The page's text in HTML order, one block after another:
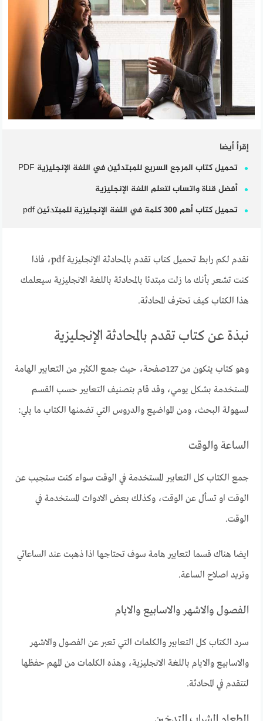
إقرأ أيضا
تحميل كتاب المرجع السريع للمبتدئين في اللغة الإنجليزية PDF
أفضل قناة واتساب لتعلم اللغة الإنجليزية
تحميل كتاب أهم 300 كلمة في اللغة الإنجليزية للمبتدئين pdf
نقدم لكم رابط تحميل كتاب تقدم بالمحادثة الإنجليزية pdf، فاذا
كنت تشعر بأنك ما زلت مبتدئا بالمحادثة باللغة الانجليزية سيعلمك
هذا الكتاب كيف تحترف المحادثة.
نبذة عن كتاب تقدم بالمحادثة الإنجليزية
وهو كتاب يتكون من 127صفحة، حيث جمع الكثير من التعابير الهامة
المستخدمة بشكل يومي، وقد قام بتصنيف التعابير حسب القسم
لسهولة البحث، ومن المواضيع والدروس التي تضمنها الكتاب ما يلي:
الساعة والوقت
جمع الكتاب كل التعابير المستخدمة في الوقت سواء كنت ستجيب عن
الوقت او تسأل عن الوقت، وكذلك بعض الادوات المستخدمة في
الوقت.
ايضا هناك قسما لتعابير هامة سوف تحتاجها اذا ذهبت عند الساعاتي
وتريد اصلاح الساعة.
الفصول والاشهر والاسابيع والايام
سرد الكتاب كل التعابير والكلمات التي تعبر عن الفصول والاشهر
والاسابيع والايام باللغة الانجليزية، وهذه الكلمات من المهم حفظها
لتتقدم في المحادثة.